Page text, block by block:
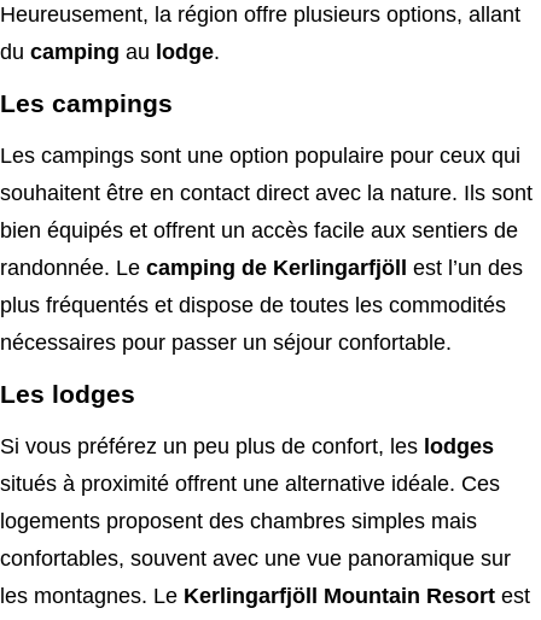
Heureusement, la région offre plusieurs options, allant
du camping au lodge.
Les campings
Les campings sont une option populaire pour ceux qui
souhaitent être en contact direct avec la nature. Ils sont
bien équipés et offrent un accès facile aux sentiers de
randonnée. Le camping de Kerlingarfjöll est l’un des
plus fréquentés et dispose de toutes les commodités
nécessaires pour passer un séjour confortable.
Les lodges
Si vous préférez un peu plus de confort, les lodges
situés à proximité offrent une alternative idéale. Ces
logements proposent des chambres simples mais
confortables, souvent avec une vue panoramique sur
les montagnes. Le Kerlingarfjöll Mountain Resort est